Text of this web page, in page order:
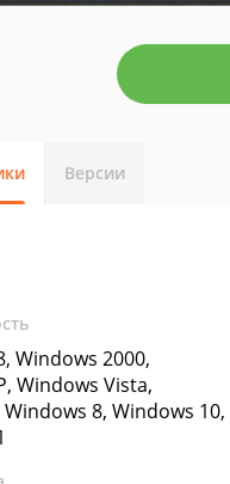
Версии
Windows 2000,
Windows Vista,
8, Windows 10,